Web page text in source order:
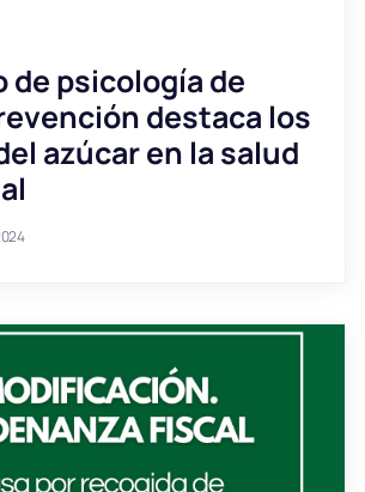
de psicología de
destaca los
azúcar en la salud